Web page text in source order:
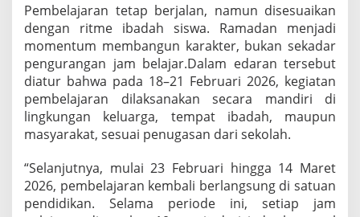
n
,
P
n
i
d
i
k
n
K
a
Pembelajaran tetap berjalan, namun disesuaikan
dengan ritme ibadah siswa. Ramadan menjadi
momentum membangun karakter, bukan sekadar
pengurangan jam belajar.Dalam edaran tersebut
diatur bahwa pada 18–21 Februari 2026, kegiatan
pembelajaran dilaksanakan secara mandiri di
lingkungan keluarga, tempat ibadah, maupun
masyarakat, sesuai penugasan dari sekolah.
“Selanjutnya, mulai 23 Februari hingga 14 Maret
2026, pembelajaran kembali berlangsung di satuan
pendidikan. Selama periode ini, setiap jam